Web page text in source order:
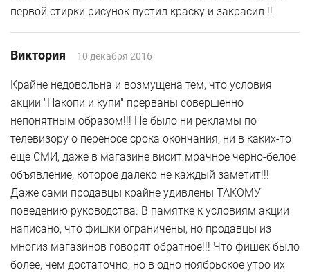
Тел. +375 (23) 6321571
Гомель, ул. Советская, 97/3,
Тел. +375 (44) 5972737
Время работы: ПН-ВС 09:00 — 20:00
Mark Formelle, Могилёв, ул. Ленинская, 91-4
Могилёв, ул. Ленинская, 91-4,
Тел. +375 (222) 22-06-90
Время работы: ПН-ПТ 10:00 — 20:00
СБ-ВС 10:00 — 18:00
первой стирки рисунок пустил краску и закрасил !!
Виктория 10 декабря 2016
Крайне недовольна и возмущена тем, что условия
акции "Накопи и купи" прерваны совершенно
непонятным образом!!! Не было ни рекламы по
телевизору о переносе срока окончания, ни в каких-то
еще СМИ, даже в магазине висит мрачное черно-белое
объявление, которое далеко не каждый заметит!!!
Даже сами продавцы крайне удивлены ТАКОМУ
поведению руководства. В памятке к условиям акции
написано, что фишки ограничены, но продавцы из
многиз магазинов говорят обратное!!! Что фишек было
более, чем достаточно, но в одно ноябрьское утро их